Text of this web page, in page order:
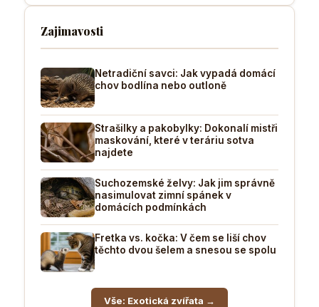
Zajimavosti
Netradiční savci: Jak vypadá domácí
chov bodlína nebo outloně
Strašilky a pakobylky: Dokonalí mistři
maskování, které v teráriu sotva
najdete
Suchozemské želvy: Jak jim správně
nasimulovat zimní spánek v
domácích podmínkách
Fretka vs. kočka: V čem se liší chov
těchto dvou šelem a snesou se spolu
Vše: Exotická zvířata →